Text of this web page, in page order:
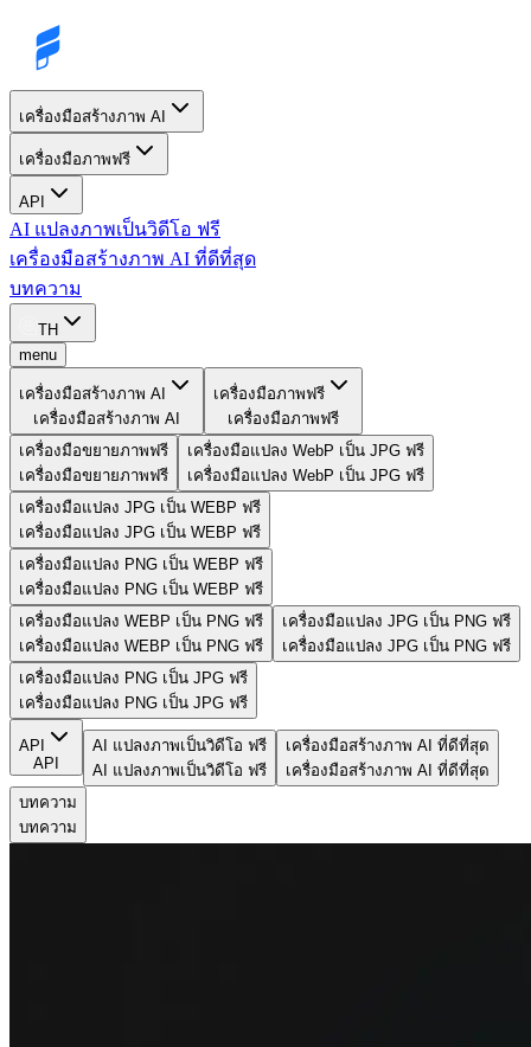
เครื่องมือสร้างภาพ AI
เครื่องมือภาพฟรี
API
AI แปลงภาพเป็นวิดีโอ ฟรี
เครื่องมือสร้างภาพ AI ที่ดีที่สุด
บทความ
TH
menu
เครื่องมือสร้างภาพ AI
เครื่องมือสร้างภาพ AI
เครื่องมือภาพฟรี
เครื่องมือภาพฟรี
เครื่องมือขยายภาพฟรี
เครื่องมือขยายภาพฟรี
เครื่องมือแปลง WebP เป็น JPG ฟรี
เครื่องมือแปลง WebP เป็น JPG ฟรี
เครื่องมือแปลง JPG เป็น WEBP ฟรี
เครื่องมือแปลง JPG เป็น WEBP ฟรี
เครื่องมือแปลง PNG เป็น WEBP ฟรี
เครื่องมือแปลง PNG เป็น WEBP ฟรี
เครื่องมือแปลง WEBP เป็น PNG ฟรี
เครื่องมือแปลง WEBP เป็น PNG ฟรี
เครื่องมือแปลง JPG เป็น PNG ฟรี
เครื่องมือแปลง JPG เป็น PNG ฟรี
เครื่องมือแปลง PNG เป็น JPG ฟรี
เครื่องมือแปลง PNG เป็น JPG ฟรี
API
API
AI แปลงภาพเป็นวิดีโอ ฟรี
AI แปลงภาพเป็นวิดีโอ ฟรี
เครื่องมือสร้างภาพ AI ที่ดีที่สุด
เครื่องมือสร้างภาพ AI ที่ดีที่สุด
บทความ
บทความ